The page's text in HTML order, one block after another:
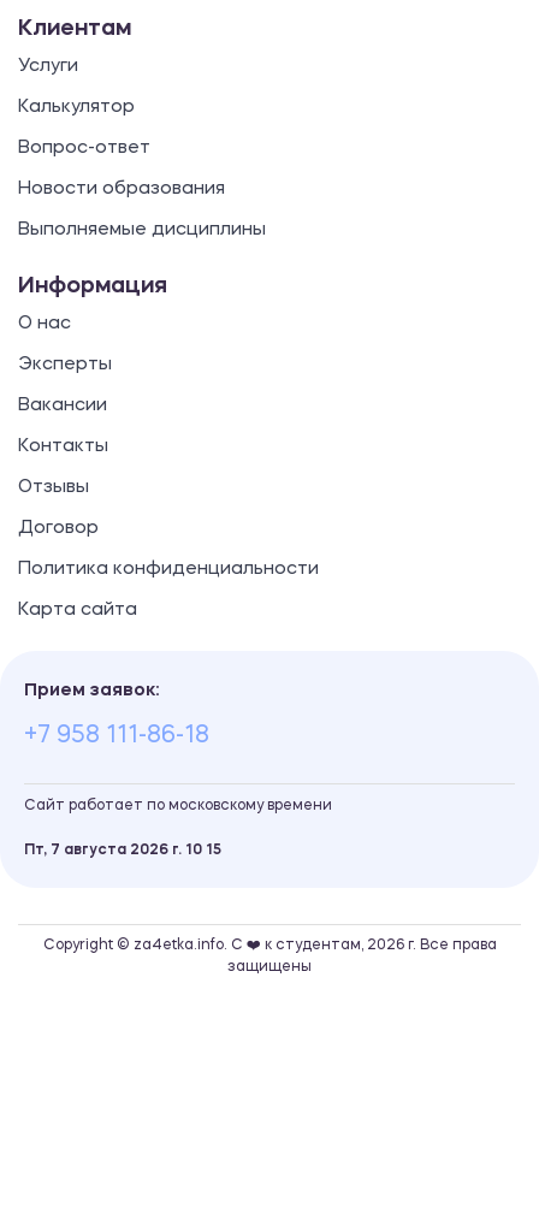
Клиентам
Услуги
Калькулятор
Вопрос-ответ
Новости образования
Выполняемые дисциплины
Информация
О нас
Эксперты
Вакансии
Контакты
Отзывы
Договор
Политика конфиденциальности
Карта сайта
Прием заявок:
+7 958 111-86-18
Сайт работает по московскому времени
Пт, 7 августа 2026 г. 10 15
Copyright © za4etka.info. С ❤️ к студентам, 2026 г. Все права
защищены